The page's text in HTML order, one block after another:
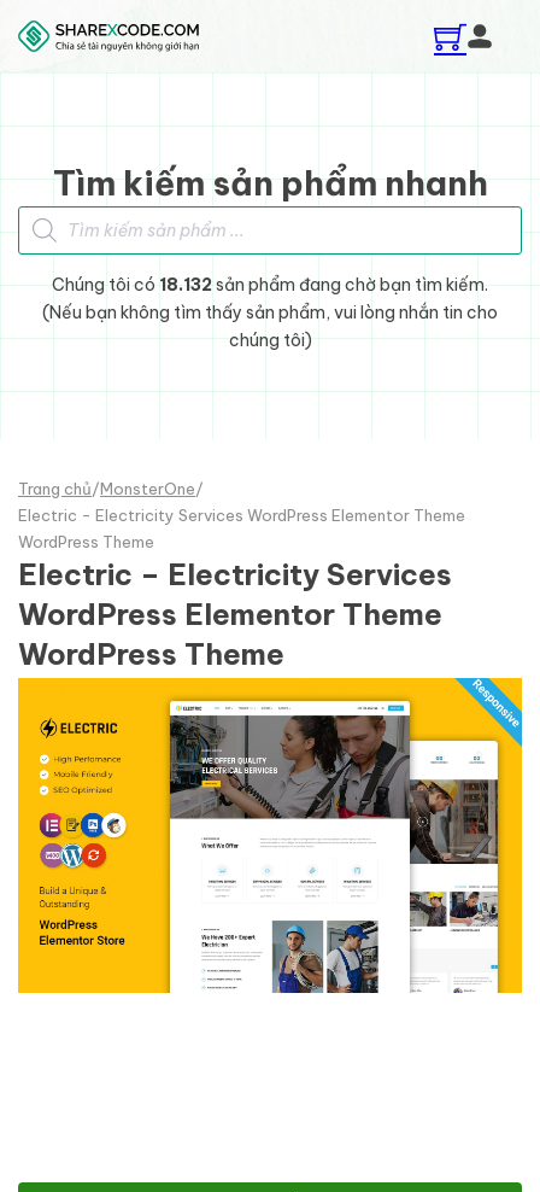
Skip to main content
Skip to footer
Tìm kiếm sản phẩm nhanh
Tìm kiếm sản phẩm
Chúng tôi có 18.132sản phẩm đang chờ bạn tìm kiếm.
(Nếu bạn không tìm thấy sản phẩm, vui lòng nhắn tin cho
chúng tôi)
Trang chủ/MonsterOne/
Electric - Electricity Services WordPress Elementor Theme
WordPress Theme
Electric – Electricity Services
WordPress Elementor Theme
WordPress Theme